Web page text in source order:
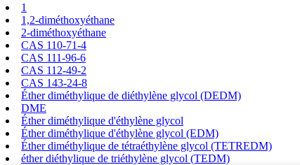
1
1,2-diméthoxyéthane
2-diméthoxyéthane
CAS 110-71-4
CAS 111-96-6
CAS 112-49-2
CAS 143-24-8
Éther diméthylique de diéthylène glycol (DEDM)
DME
Éther diméthylique d'éthylène glycol
Éther diméthylique d'éthylène glycol (EDM)
Éther diméthylique de tétraéthylène glycol (TETREDM)
éther diéthylique de triéthylène glycol (TEDM)